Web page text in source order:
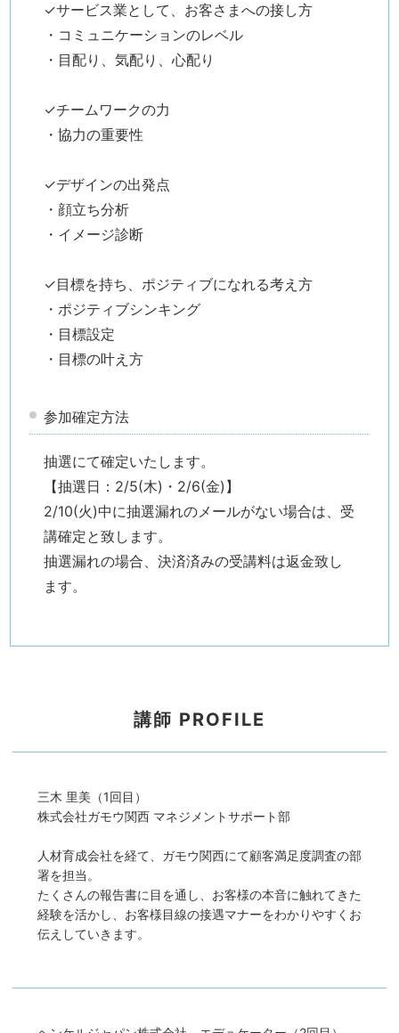
✓サービス業として、お客さまへの接し方
・コミュニケーションのレベル
・目配り、気配り、心配り
✓チームワークの力
・協力の重要性
✓デザインの出発点
・顔立ち分析
・イメージ診断
✓目標を持ち、ポジティブになれる考え方
・ポジティブシンキング
・目標設定
・目標の叶え方
参加確定方法
抽選にて確定いたします。
【抽選日：2/5(木)・2/6(金)】
2/10(火)中に抽選漏れのメールがない場合は、受
講確定と致します。
抽選漏れの場合、決済済みの受講料は返金致し
ます。
講師 PROFILE
三木 里美（1回目）
株式会社ガモウ関西 マネジメントサポート部
人材育成会社を経て、ガモウ関西にて顧客満足度調査の部
署を担当。
たくさんの報告書に目を通し、お客様の本音に触れてきた
経験を活かし、お客様目線の接遇マナーをわかりやすくお
伝えしていきます。